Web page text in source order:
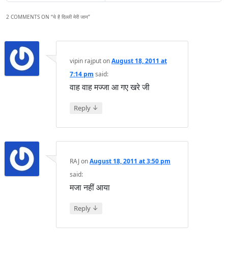
2 COMMENTS ON “ये है दिल्ली मेरी जान”
vipin rajputonAugust 18, 2011 at
7:14 pm said:
वाह वाह मज्जा आ गए खरे जी
Reply ↓
RAJonAugust 18, 2011 at 3:50 pm
said:
मजा नहीं आया
Reply ↓